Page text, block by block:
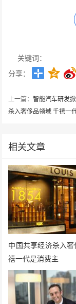
关键词：
分享：
上一篇：智能汽车研发
杀入奢侈品领域 千禧一
相关文章
中国共享经济杀入
禧一代是消费主